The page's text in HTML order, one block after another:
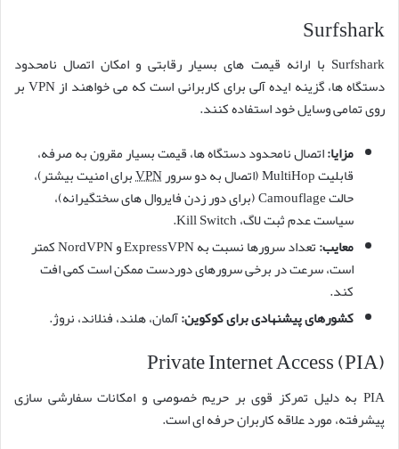
Surfshark
Surfshark با ارائه قیمت های بسیار رقابتی و امکان اتصال نامحدود
دستگاه ها، گزینه ایده آلی برای کاربرانی است که می خواهند از VPN بر
روی تمامی وسایل خود استفاده کنند.
مزایا:اتصال نامحدود دستگاه ها، قیمت بسیار مقرون به صرفه،
قابلیت MultiHop (اتصال به دو سرور
VPNبرای امنیت بیشتر)،
حالت Camouflage (برای دور زدن فایروال های سختگیرانه)،
سیاست عدم ثبت لاگ، Kill Switch.
معایب:
تعداد سرورها نسبت به ExpressVPN و NordVPN کمتر
است، سرعت در برخی سرورهای دوردست ممکن است کمی افت
کند.
کشورهای پیشنهادی برای کوکوین:آلمان، هلند، فنلاند، نروژ.
Private Internet Access (PIA)
PIA به دلیل تمرکز قوی بر حریم خصوصی و امکانات سفارشی سازی
پیشرفته، مورد علاقه کاربران حرفه ای است.